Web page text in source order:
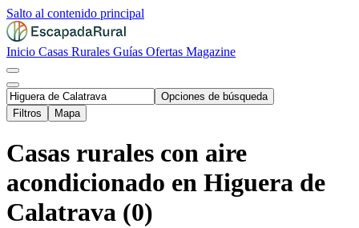
Salto al contenido principal
Inicio Casas Rurales Guías Ofertas Magazine
Opciones de búsqueda
Filtros
Mapa
Casas rurales con aire
acondicionado en Higuera de
Calatrava (0)